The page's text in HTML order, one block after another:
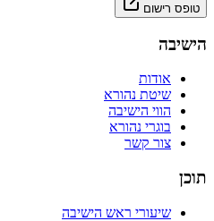
טופס רישום
הישיבה
אודות
שיטת נהורא
הווי הישיבה
בוגרי נהורא
צור קשר
תוכן
שיעורי ראש הישיבה